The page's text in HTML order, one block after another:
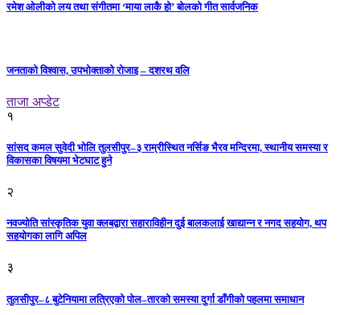
रमेश ओलीको लय तथा संगीतमा ‘माया लाकै हो’ बोलको गीत सार्वजनिक
जनताको विश्वास, उपभोक्ताको रोजाइ – दशरथ वलि
ताजा अप्डेट
१
सांसद कमल सुवेदी भोलि तुलसीपुर–३ राम्रीस्थित नर्सिङ भैरव मन्दिरमा, स्थानीय समस्या र
विकासका विषयमा भेटघाट हुने
२
नवज्योति सांस्कृतिक युवा क्लबद्वारा सहाराविहीन दुई बालकलाई खाद्यान्न र नगद सहयोग, थप
सहयोगका लागि अपिल
३
तुलसीपुर–८ बुटेनियामा लत्रिएको पोल–तारको समस्या दुर्गा डाँगीको पहलमा समाधान